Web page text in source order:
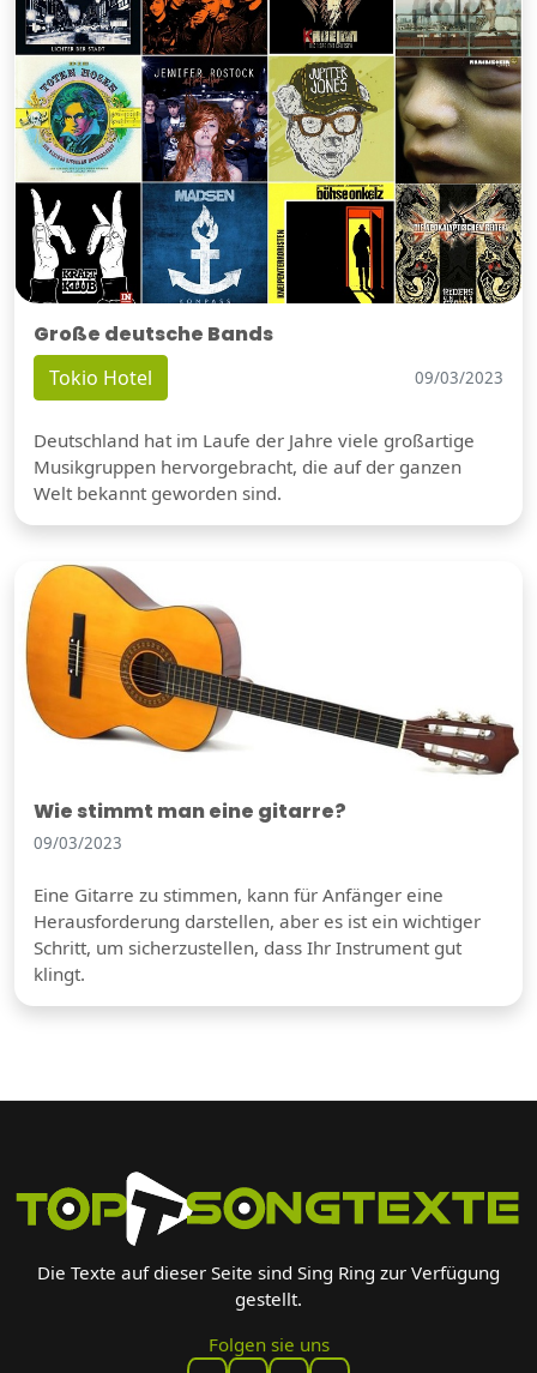
Große deutsche Bands
Tokio Hotel 09/03/2023
Deutschland hat im Laufe der Jahre viele großartige
Musikgruppen hervorgebracht, die auf der ganzen
Welt bekannt geworden sind.
Wie stimmt man eine gitarre?
09/03/2023
Eine Gitarre zu stimmen, kann für Anfänger eine
Herausforderung darstellen, aber es ist ein wichtiger
Schritt, um sicherzustellen, dass Ihr Instrument gut
klingt.
Die Texte auf dieser Seite sind Sing Ring zur Verfügung
gestellt.
Folgen sie uns